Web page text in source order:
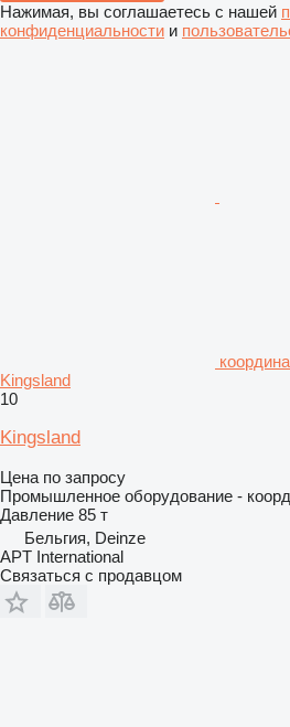
Нажимая, вы соглашаетесь с нашей
конфиденциальности и
Kingsland
10
Kingsland
Цена по запросу
Промышленное оборудование -
Давление 85 т
Бельгия, Deinze
APT International
Связаться с продавцом